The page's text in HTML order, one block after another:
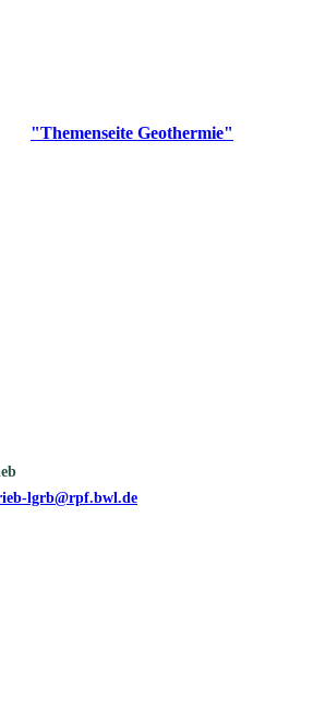
"Themenseite Geothermie"
lgrb@rpf.bwl.de